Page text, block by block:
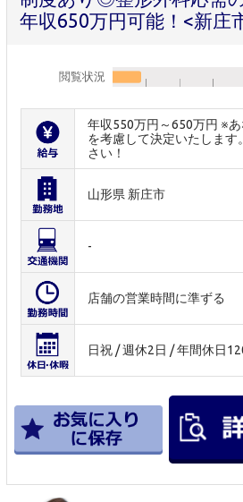
年収650万円可能！<新庄
閲覧状況
年収550万円～650万円 ※
を考慮して決定いたしま
さい！
山形県 新庄市
-
店舗の営業時間に準ずる
日祝 / 週休2日 / 年間休日